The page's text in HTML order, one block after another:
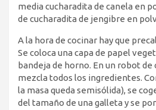
media cucharadita de canela en
de cucharadita de jengibre en
A la hora de cocinar hay que
Se coloca una capa de papel
bandeja de horno. En un robot de
mezcla todos los ingredientes.
la masa queda semisólida), se
del tamaño de una galleta y se